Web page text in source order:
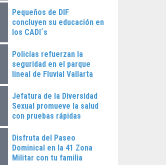
Pequeños de DIF
concluyen su educación en
los CADI´s
Policías refuerzan la
seguridad en el parque
lineal de Fluvial Vallarta
Jefatura de la Diversidad
Sexual promueve la salud
con pruebas rápidas
Disfruta del Paseo
Dominical en la 41 Zona
Militar con tu familia